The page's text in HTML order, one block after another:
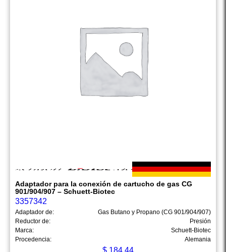
Adaptador para la conexión de cartucho de gas CG
901/904/907 – Schuett-Biotec
3357342
Adaptador de:
Gas Butano y Propano (CG 901/904/907)
Reductor de:
Presión
Marca:
Schuett-Biotec
Procedencia:
Alemania